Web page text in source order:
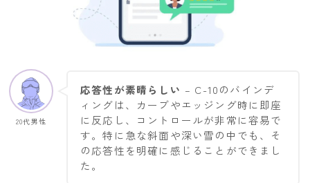
20代男性
応答性が素晴らしい – C-10のバインデ
ィングは、カーブやエッジング時に即座
に反応し、コントロールが非常に容易で
す。特に急な斜面や深い雪の中でも、そ
の応答性を明確に感じることができまし
た。